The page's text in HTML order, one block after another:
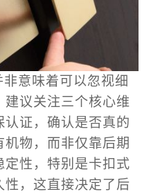
意味着可以忽视细
议关注三个核心维
证，确认是否真的
物，而非仅靠后期
定性，特别是卡扣式
，这直接决定了后